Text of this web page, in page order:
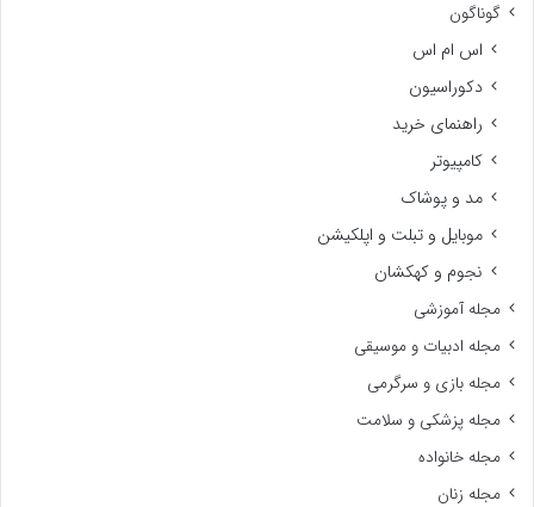
گوناگون
اس ام اس
دکوراسیون
راهنمای خرید
کامپیوتر
مد و پوشاک
موبایل و تبلت و اپلکیشن
نجوم و کهکشان
مجله آموزشی
مجله ادبیات و موسیقی
مجله بازی و سرگرمی
مجله پزشکی و سلامت
مجله خانواده
مجله زنان